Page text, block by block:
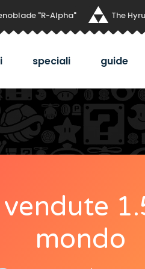
"R-Alpha" The
speciali guide
mondo